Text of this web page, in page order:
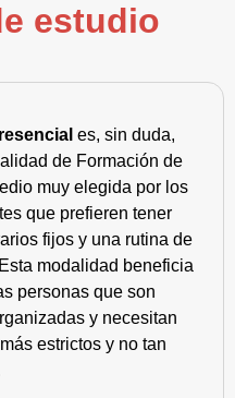
estudio
es, sin duda,
de Formación de
muy elegida por los
que prefieren tener
fijos y una rutina de
modalidad beneficia
personas que son
y necesitan
estrictos y no tan